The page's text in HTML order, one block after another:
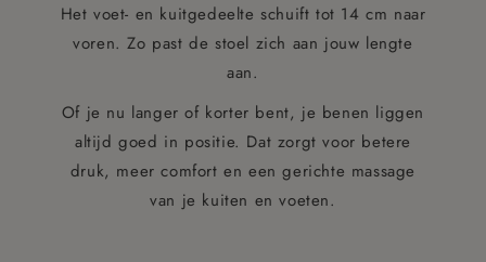
Het voet- en kuitgedeelte schuift tot 14 cm naar
voren. Zo past de stoel zich aan jouw lengte
aan.
Of je nu langer of korter bent, je benen liggen
altijd goed in positie. Dat zorgt voor betere
druk, meer comfort en een gerichte massage
van je kuiten en voeten.